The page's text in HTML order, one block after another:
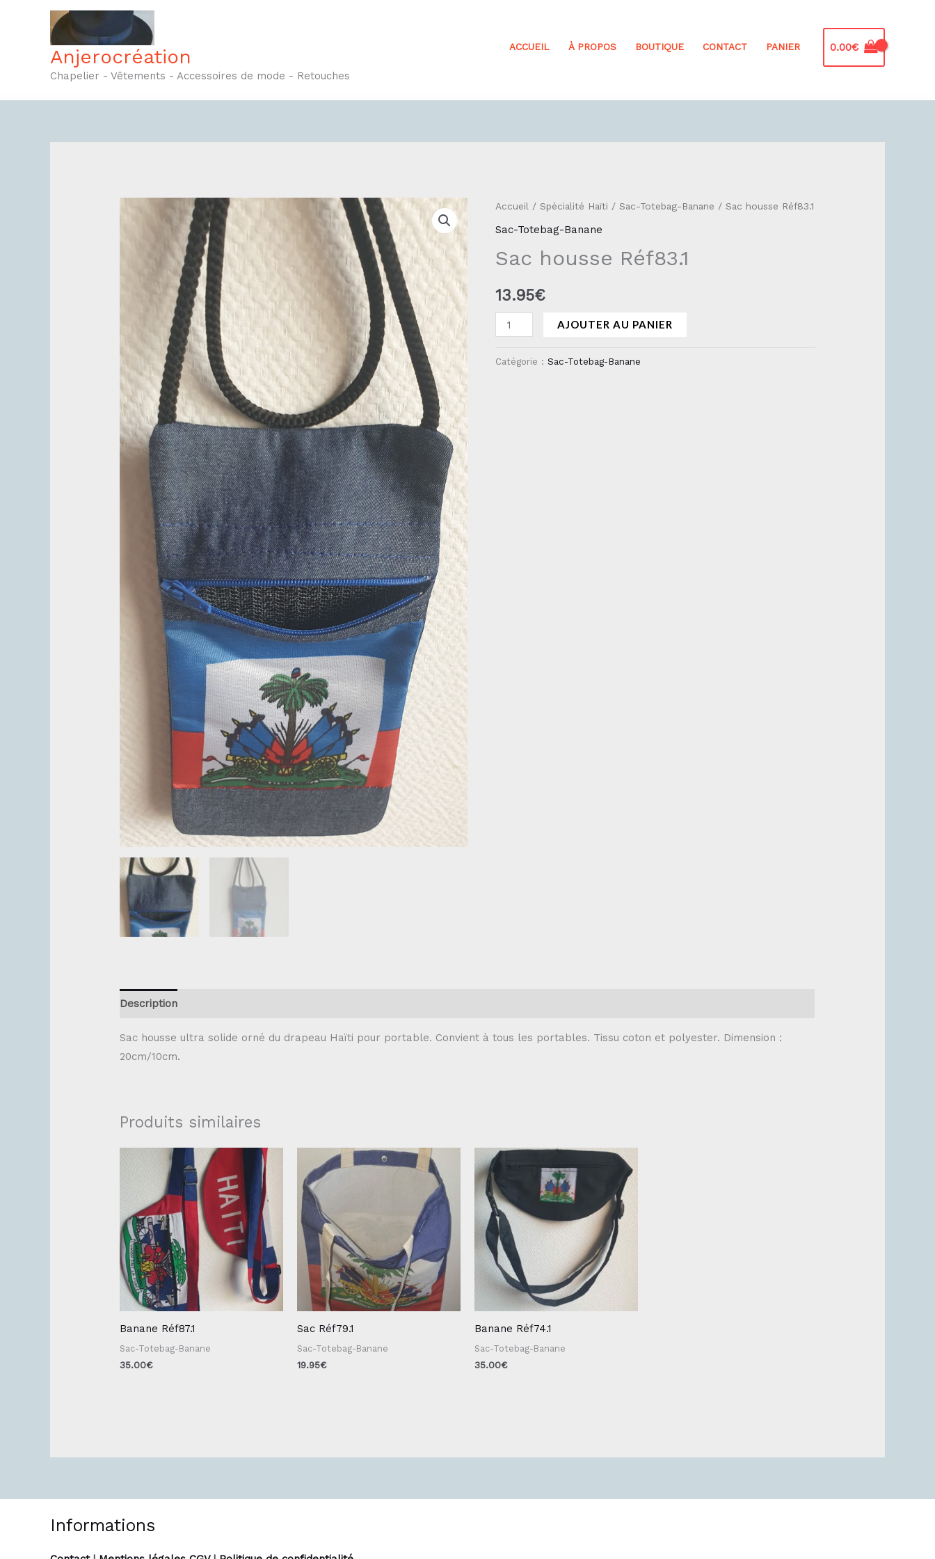
Anjerocréation
Chapelier - Vêtements - Accessoires de mode - Retouches
ACCUEIL À PROPOS BOUTIQUE CONTACT PANIER 0.00€
Accueil / Spécialité Haïti / Sac-Totebag-Banane / Sac housse Réf83.1
Sac-Totebag-Banane
Sac housse Réf83.1
13.95€
quantité
de
housse
AJOUTER AU PANIER
Catégorie : Sac-Totebag-Banane
Description
Sac housse ultra solide orné du drapeau Haïti pour portable. Convient à tous les portables. Tissu coton et polyester. Dimension :
20cm/10cm.
Produits similaires
Banane Réf87.1
Sac-Totebag-Banane
35.00€
Sac Réf79.1
Sac-Totebag-Banane
19.95€
Banane Réf74.1
Sac-Totebag-Banane
35.00€
Informations